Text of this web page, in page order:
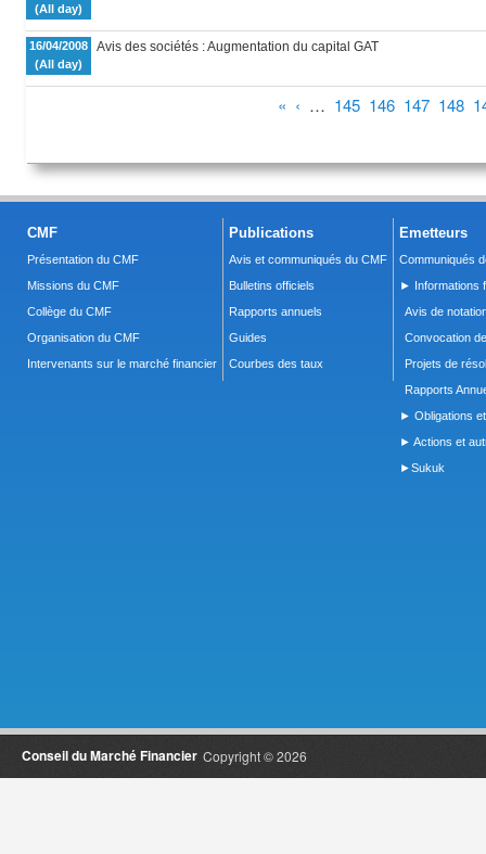
(All day)
16/04/2008
(All day)
Avis des sociétés : Augmentation du capital GAT
« ‹ … 145 146 147 148
CMF
Présentation du CMF
Missions du CMF
Collège du CMF
Organisation du CMF
Intervenants sur le marché financier
Publications
Avis et communiqués du CMF
Bulletins officiels
Rapports annuels
Guides
Courbes des taux
Emetteurs
Communiqués
► Informations
Avis de
Convocation
Projets de
Rapports
► Obligations
► Actions et
►Sukuk
Copyright © 2026
Conseil du Marché Financier